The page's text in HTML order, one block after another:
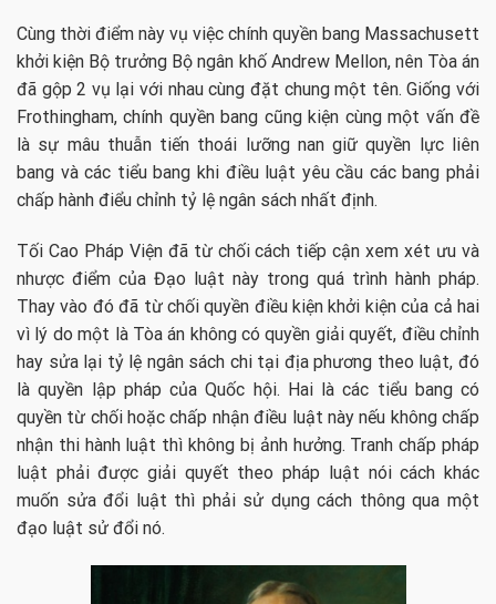
Cùng thời điểm này vụ việc chính quyền bang Massachusett
khởi kiện Bộ trưởng Bộ ngân khố Andrew Mellon, nên Tòa án
đã gộp 2 vụ lại với nhau cùng đặt chung một tên. Giống với
Frothingham, chính quyền bang cũng kiện cùng một vấn đề
là sự mâu thuẫn tiến thoái lưỡng nan giữ quyền lực liên
bang và các tiểu bang khi điều luật yêu cầu các bang phải
chấp hành điểu chỉnh tỷ lệ ngân sách nhất định.
Tối Cao Pháp Viện đã từ chối cách tiếp cận xem xét ưu và
nhược điểm của Đạo luật này trong quá trình hành pháp.
Thay vào đó đã từ chối quyền điều kiện khởi kiện của cả hai
vì lý do một là Tòa án không có quyền giải quyết, điều chỉnh
hay sửa lại tỷ lệ ngân sách chi tại địa phương theo luật, đó
là quyền lập pháp của Quốc hội. Hai là các tiểu bang có
quyền từ chối hoặc chấp nhận điều luật này nếu không chấp
nhận thi hành luật thì không bị ảnh hưởng. Tranh chấp pháp
luật phải được giải quyết theo pháp luật nói cách khác
muốn sửa đổi luật thì phải sử dụng cách thông qua một
đạo luật sử đổi nó.